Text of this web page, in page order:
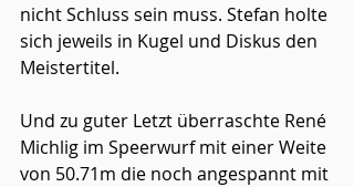
nicht Schluss sein muss. Stefan holte
sich jeweils in Kugel und Diskus den
Meistertitel.
Und zu guter Letzt überraschte René
Michlig im Speerwurf mit einer Weite
von 50.71m die noch angespannt mit